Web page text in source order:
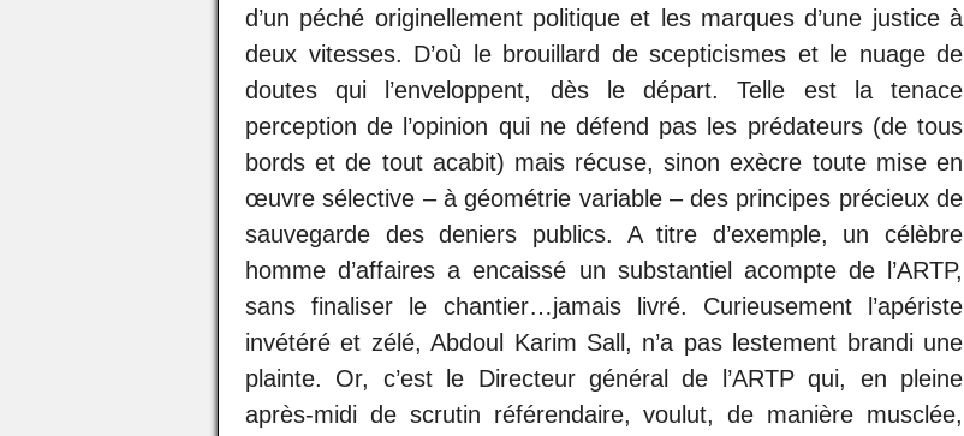
d’un péché originellement politique et les marques d’une justice à
deux vitesses. D’où le brouillard de scepticismes et le nuage de
doutes qui l’enveloppent, dès le départ. Telle est la tenace
perception de l’opinion qui ne défend pas les prédateurs (de tous
bords et de tout acabit) mais récuse, sinon exècre toute mise en
œuvre sélective – à géométrie variable – des principes précieux de
sauvegarde des deniers publics. A titre d’exemple, un célèbre
homme d’affaires a encaissé un substantiel acompte de l’ARTP,
sans finaliser le chantier…jamais livré. Curieusement l’apériste
invétéré et zélé, Abdoul Karim Sall, n’a pas lestement brandi une
plainte. Or, c’est le Directeur général de l’ARTP qui, en pleine
après-midi de scrutin référendaire, voulut, de manière musclée,